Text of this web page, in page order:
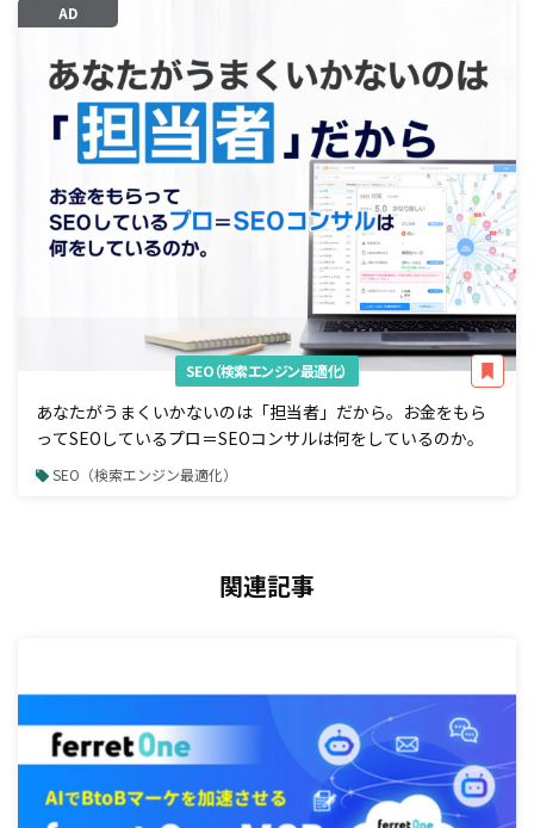
AD
SEO（検索エンジン最適化）
あなたがうまくいかないのは「担当者」だから。お金をもら
ってSEOしているプロ＝SEOコンサルは何をしているのか。
SEO（検索エンジン最適化）
関連記事